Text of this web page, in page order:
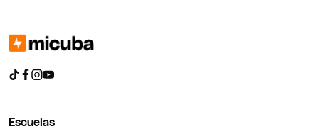
Escuelas